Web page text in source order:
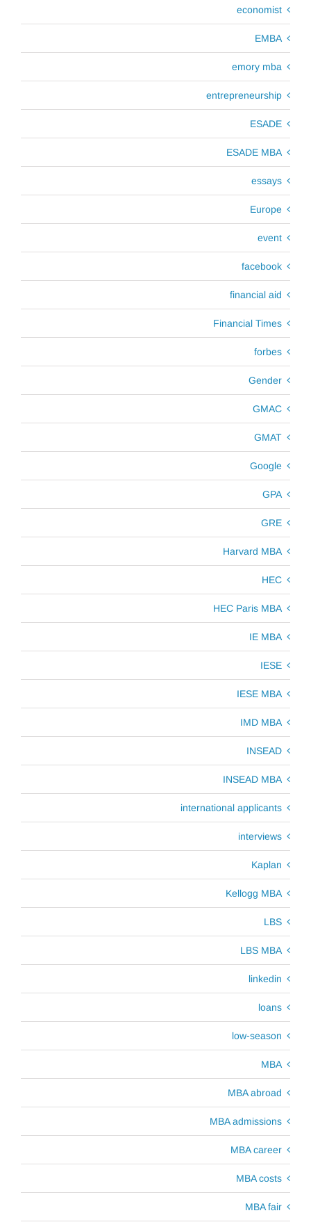
economist
EMBA
emory mba
entrepreneurship
ESADE
ESADE MBA
essays
Europe
event
facebook
financial aid
Financial Times
forbes
Gender
GMAC
GMAT
Google
GPA
GRE
Harvard MBA
HEC
HEC Paris MBA
IE MBA
IESE
IESE MBA
IMD MBA
INSEAD
INSEAD MBA
international applicants
interviews
Kaplan
Kellogg MBA
LBS
LBS MBA
linkedin
loans
low-season
MBA
MBA abroad
MBA admissions
MBA career
MBA costs
MBA fair